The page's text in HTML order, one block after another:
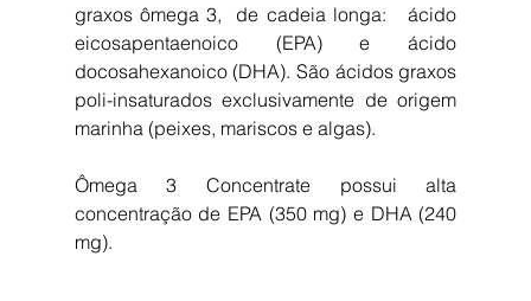
graxos ômega 3,  de cadeia longa:   ácido
eicosapentaenoico (EPA) e ácido
docosahexanoico (DHA). São ácidos graxos
poli-insaturados exclusivamente de origem
marinha (peixes, mariscos e algas).
Ômega 3 Concentrate possui alta
concentração de EPA (350 mg) e DHA (240
mg).